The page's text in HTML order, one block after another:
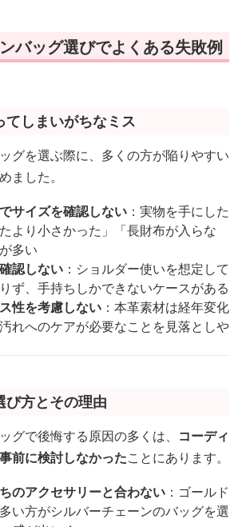
バッグ選びでよくある失敗例
てしまいがちなミス
グを選ぶ際に、多くの方が陥りやすい
ました。
サイズを確認しない ：実物を手にした
より小さかった」「長財布が入らな
多い
認しない ：ショルダー使いを想定して
ず、手持ちしかできないケースがある
性を考慮しない ：本革素材は経年変化
れへのケアが必要なことを見落としや
び方とその理由
グで後悔する原因の多くは、 コーディ
前に検討しなかったことにあります。
のアクセサリーと合わない ：ゴールド
い方がシルバーチェーンのバッグを選